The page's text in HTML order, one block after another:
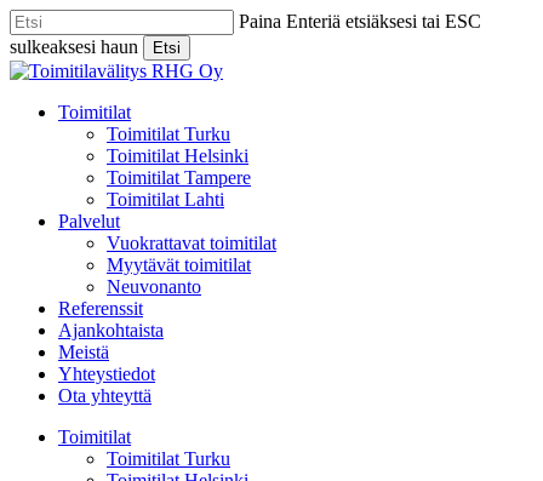
Skip
to
main
content
Paina Enteriä etsiäksesi tai ESC
sulkeaksesi haun
Etsi
Close
Menu
Toimitilat
Toimitilat Turku
Toimitilat Helsinki
Toimitilat Tampere
Toimitilat Lahti
Palvelut
Vuokrattavat toimitilat
Myytävät toimitilat
Neuvonanto
Referenssit
Ajankohtaista
Meistä
Yhteystiedot
Ota yhteyttä
Toimitilat
Toimitilat Turku